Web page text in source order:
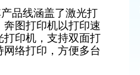
品线涵盖了激光打
图打印机以打印速
打印机，支持双面打
络打印，方便多台